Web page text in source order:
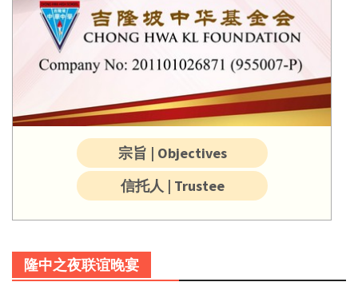
宗旨 | Objectives
信托人 | Trustee
隆中之夜联谊晚宴